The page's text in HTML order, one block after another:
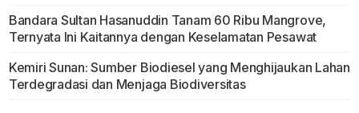
Bandara Sultan Hasanuddin Tanam 60 Ribu Mangrove,
Ternyata Ini Kaitannya dengan Keselamatan Pesawat
Kemiri Sunan: Sumber Biodiesel yang Menghijaukan Lahan
Terdegradasi dan Menjaga Biodiversitas